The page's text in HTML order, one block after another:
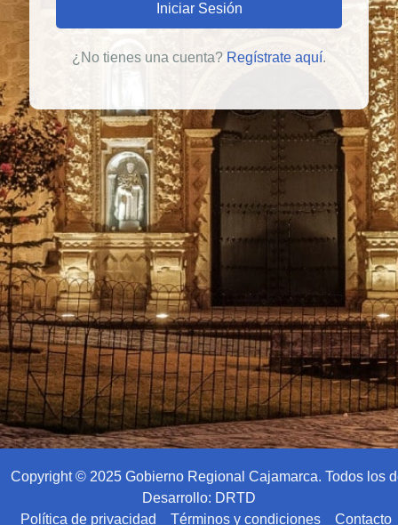
Iniciar Sesión
¿No tienes una cuenta? Regístrate aquí.
Copyright © 2025 Gobierno Regional Cajamarca. Todos los
Desarrollo: DRTD
Política de privacidad
Términos y condiciones Contacto